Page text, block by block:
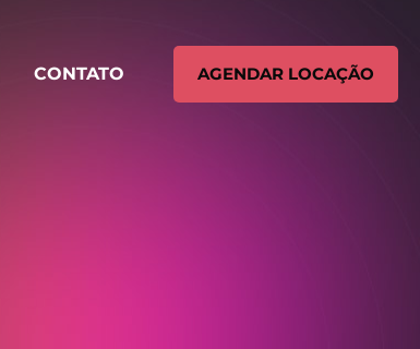
CONTATO AGENDAR LOCAÇÃO